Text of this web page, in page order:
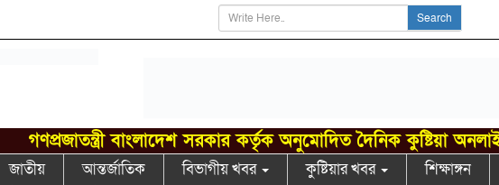
Search
গণপ্রজাতন্ত্রী বাংলাদেশ সরকার কর্তৃক অনুমোদিত দৈনিক কুষ্টিয়া
জাতীয় আন্তর্জাতিক বিভাগীয় খবর কুষ্টিয়ার খবর শিক্ষাঙ্গন